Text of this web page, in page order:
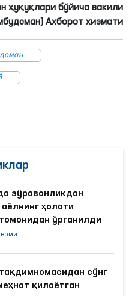
ҳуқуқлари бўйича вакили
Ахборот хизмати
зўравонликдан
ҳолати
ўрганилди
сўнг
қилаётган